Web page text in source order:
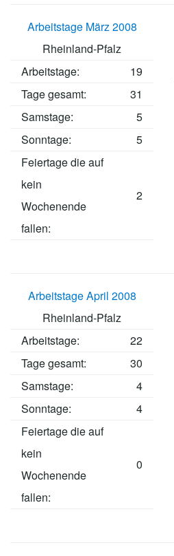
Arbeitstage März 2008
Rheinland-Pfalz
Arbeitstage:
19
Tage gesamt:
31
Samstage:
5
Sonntage:
5
Feiertage die auf
kein
Wochenende
fallen:
2
Arbeitstage April 2008
Rheinland-Pfalz
Arbeitstage:
22
Tage gesamt:
30
Samstage:
4
Sonntage:
4
Feiertage die auf
kein
Wochenende
fallen:
0